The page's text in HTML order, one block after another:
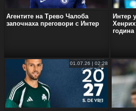
Агентите на Трево Чалоба
започнаха преговори с Интер
Интер
година
01.07.26 | 02:28